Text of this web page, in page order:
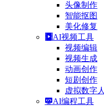
头像制作
智能抠图
美化修复
AI视频工具
视频编辑
视频生成
动画创作
短剧创作
虚拟数字人
AI编程工具